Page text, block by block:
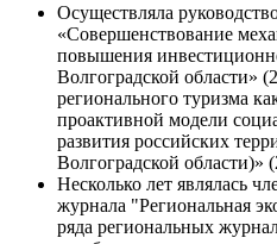
Осуществляла
«Совершенствование
повышения
Волгоградской области»
регионального туризма
проактивной модели
развития российских
Волгоградской области)»
Несколько лет являлась
журнала "Региональная
ряда региональных